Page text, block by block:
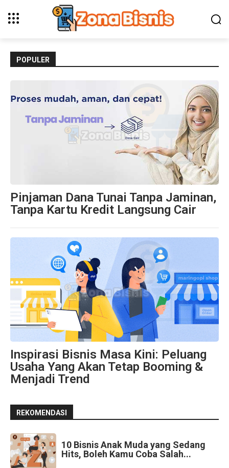
POPULER
Pinjaman Dana Tunai Tanpa Jaminan,
Tanpa Kartu Kredit Langsung Cair
Inspirasi Bisnis Masa Kini: Peluang
Usaha Yang Akan Tetap Booming &
Menjadi Trend
REKOMENDASI
10 Bisnis Anak Muda yang Sedang
Hits, Boleh Kamu Coba Salah...